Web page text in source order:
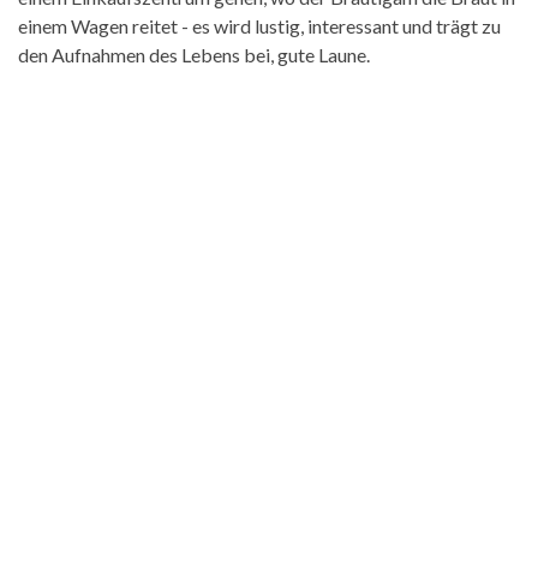
einem Wagen reitet - es wird lustig, interessant und trägt zu
den Aufnahmen des Lebens bei, gute Laune.